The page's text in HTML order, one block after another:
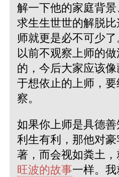
解一下他的家庭背
求生生世世的解脱
师就更是必不可少
以前不观察上师的
的，今后大家应该
于想依止的上师，
察。
如果你上师是具德
利生有利，那他对
著，而会视如粪土
旺波的故事一样。